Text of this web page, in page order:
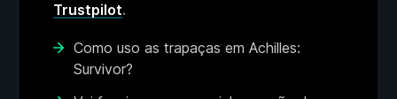
Trustpilot.
Como uso as trapaças em Achilles:
Survivor?